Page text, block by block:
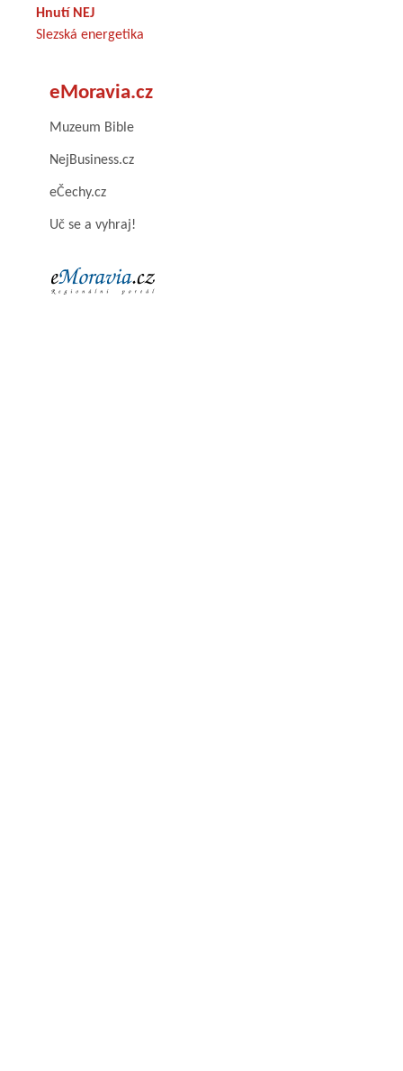
Hnutí NEJ
Slezská energetika
eMoravia.cz
Muzeum Bible
NejBusiness.cz
eČechy.cz
Uč se a vyhraj!